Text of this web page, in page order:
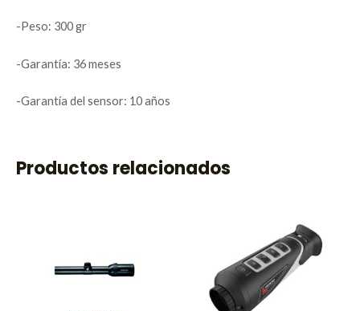
-Peso: 300 gr
-Garantía: 36 meses
-Garantía del sensor: 10 años
Productos relacionados